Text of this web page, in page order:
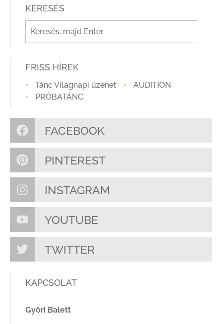
KERESÉS
FRISS HÍREK
Tánc Világnapi üzenet
AUDITION
PRÓBATÁNC
FACEBOOK
PINTEREST
INSTAGRAM
YOUTUBE
TWITTER
KAPCSOLAT
Győri Balett